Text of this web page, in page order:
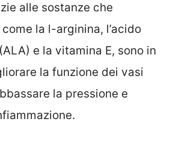
alle sostanze che
la l-arginina, l’acido
e la vitamina E, sono in
la funzione dei vasi
la pressione e